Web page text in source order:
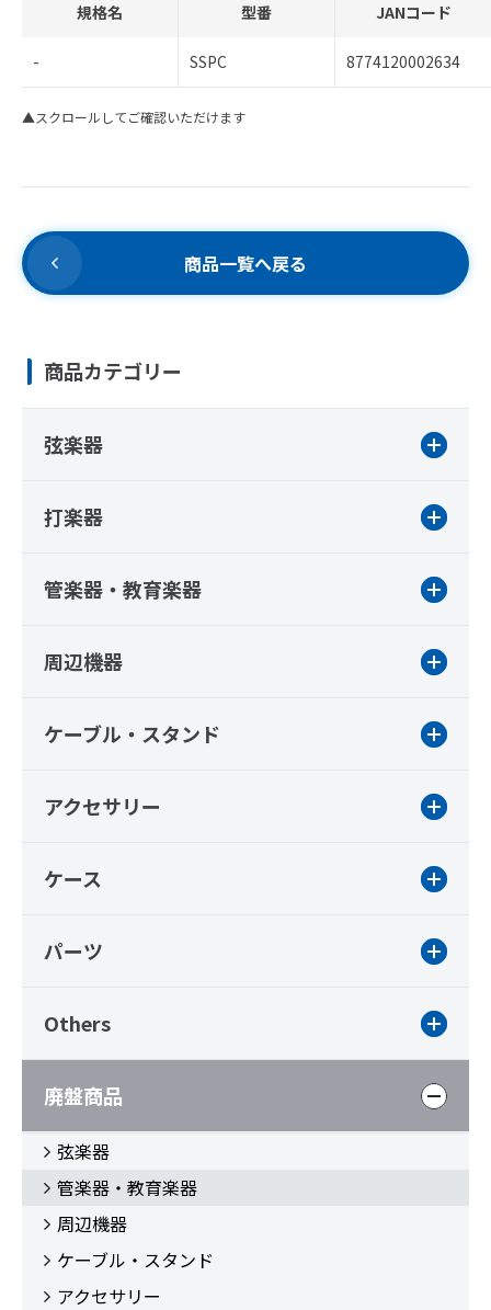
規格名 型番 JANコード
- SSPC 8774120002634
▲スクロールしてご確認いただけます
商品一覧へ戻る
商品カテゴリー
弦楽器
打楽器
管楽器・教育楽器
周辺機器
ケーブル・スタンド
アクセサリー
ケース
パーツ
Others
廃盤商品
弦楽器
管楽器・教育楽器
周辺機器
ケーブル・スタンド
アクセサリー